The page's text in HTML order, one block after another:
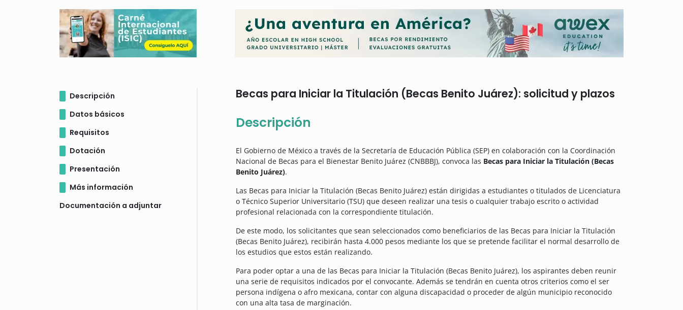
Descripción
Datos básicos
Requisitos
Dotación
Presentación
Más información
Documentación a adjuntar
Becas para Iniciar la Titulación (Becas Benito Juárez): solicitud y plazos
Descripción
El Gobierno de México a través de la Secretaría de Educación Pública (SEP) en colaboración con la Coordinación
Nacional de Becas para el Bienestar Benito Juárez (CNBBBJ), convoca las Becas para Iniciar la Titulación (Becas
Benito Juárez).
Las Becas para Iniciar la Titulación (Becas Benito Juárez) están dirigidas a estudiantes o titulados de Licenciatura
o Técnico Superior Universitario (TSU) que deseen realizar una tesis o cualquier trabajo escrito o actividad
profesional relacionada con la correspondiente titulación.
De este modo, los solicitantes que sean seleccionados como beneficiarios de las Becas para Iniciar la Titulación
(Becas Benito Juárez), recibirán hasta 4.000 pesos mediante los que se pretende facilitar el normal desarrollo de
los estudios que estos están realizando.
Para poder optar a una de las Becas para Iniciar la Titulación (Becas Benito Juárez), los aspirantes deben reunir
una serie de requisitos indicados por el convocante. Además se tendrán en cuenta otros criterios como el ser
persona indígena o afro mexicana, contar con alguna discapacidad o proceder de algún municipio reconocido
con una alta tasa de marginación.